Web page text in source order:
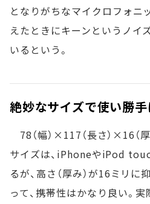
となりがちなマイクロフォニ
えたときにキーンというノイ
いるという。
絶妙なサイズで使い勝手
78（幅）×117（長さ）×16（
サイズは、iPhoneやiPod
るが、高さ（厚み）が16ミリ
って、携帯性はかなり良い。